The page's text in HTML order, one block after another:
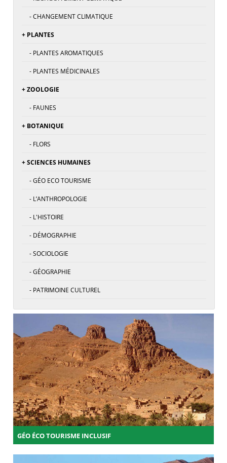
- CHANGEMENT CLIMATIQUE
+ PLANTES
- PLANTES AROMATIQUES
- PLANTES MÉDICINALES
+ ZOOLOGIE
- FAUNES
+ BOTANIQUE
- FLORS
+ SCIENCES HUMAINES
- GÉO ECO TOURISME
- L’ANTHROPOLOGIE
- L'HISTOIRE
- DÉMOGRAPHIE
- SOCIOLOGIE
- GÉOGRAPHIE
- PATRIMOINE CULTUREL
GÉO ÉCO TOURISME INCLUSIF